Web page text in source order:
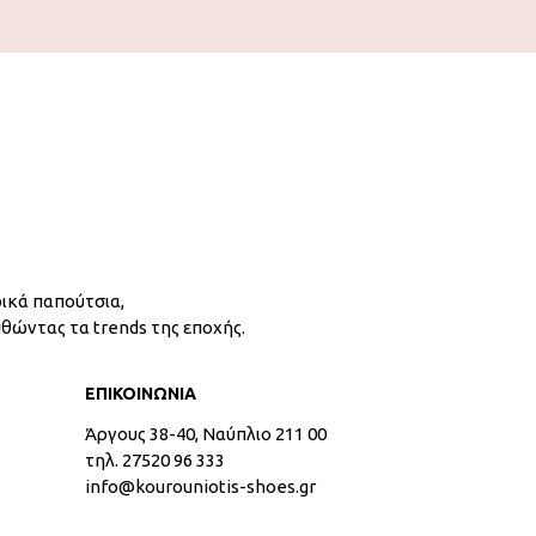
παπούτσια,
τα trends της εποχής.
ΕΠΙΚΟΙΝΩΝΙΑ
Άργους 38-40, Ναύπλιο 211 00
τηλ. 27520 96 333
info@kourouniotis-shoes.gr